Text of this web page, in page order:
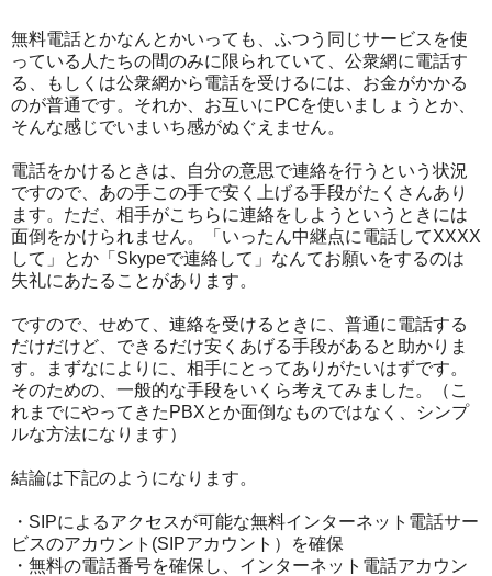
無料電話とかなんとかいっても、ふつう同じサービスを使
っている人たちの間のみに限られていて、公衆網に電話す
る、もしくは公衆網から電話を受けるには、お金がかかる
のが普通です。それか、お互いにPCを使いましょうとか、
そんな感じでいまいち感がぬぐえません。
電話をかけるときは、自分の意思で連絡を行うという状況
ですので、あの手この手で安く上げる手段がたくさんあり
ます。ただ、相手がこちらに連絡をしようというときには
面倒をかけられません。「いったん中継点に電話してXXXX
して」とか「Skypeで連絡して」なんてお願いをするのは
失礼にあたることがあります。
ですので、せめて、連絡を受けるときに、普通に電話する
だけだけど、できるだけ安くあげる手段があると助かりま
す。まずなによりに、相手にとってありがたいはずです。
そのための、一般的な手段をいくら考えてみました。（こ
れまでにやってきたPBXとか面倒なものではなく、シンプ
ルな方法になります）
結論は下記のようになります。
・SIPによるアクセスが可能な無料インターネット電話サー
ビスのアカウント(SIPアカウント）を確保
・無料の電話番号を確保し、インターネット電話アカウン